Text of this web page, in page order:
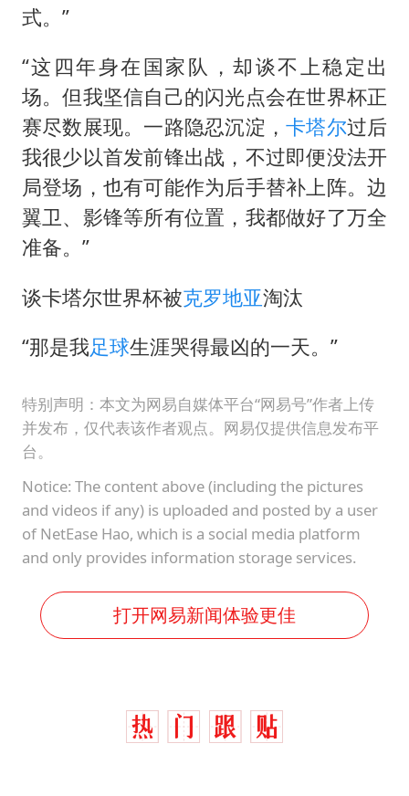
式。”
“这四年身在国家队，却谈不上稳定出
场。但我坚信自己的闪光点会在世界杯正
赛尽数展现。一路隐忍沉淀，卡塔尔过后
我很少以首发前锋出战，不过即便没法开
局登场，也有可能作为后手替补上阵。边
翼卫、影锋等所有位置，我都做好了万全
准备。”
谈卡塔尔世界杯被克罗地亚淘汰
“那是我足球生涯哭得最凶的一天。”
特别声明：本文为网易自媒体平台“网易号”作者上传
并发布，仅代表该作者观点。网易仅提供信息发布平
台。
Notice: The content above (including the pictures
and videos if any) is uploaded and posted by a user
of NetEase Hao, which is a social media platform
and only provides information storage services.
打开网易新闻体验更佳